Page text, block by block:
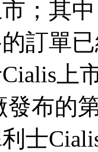
；其
訂單
上
布的
士